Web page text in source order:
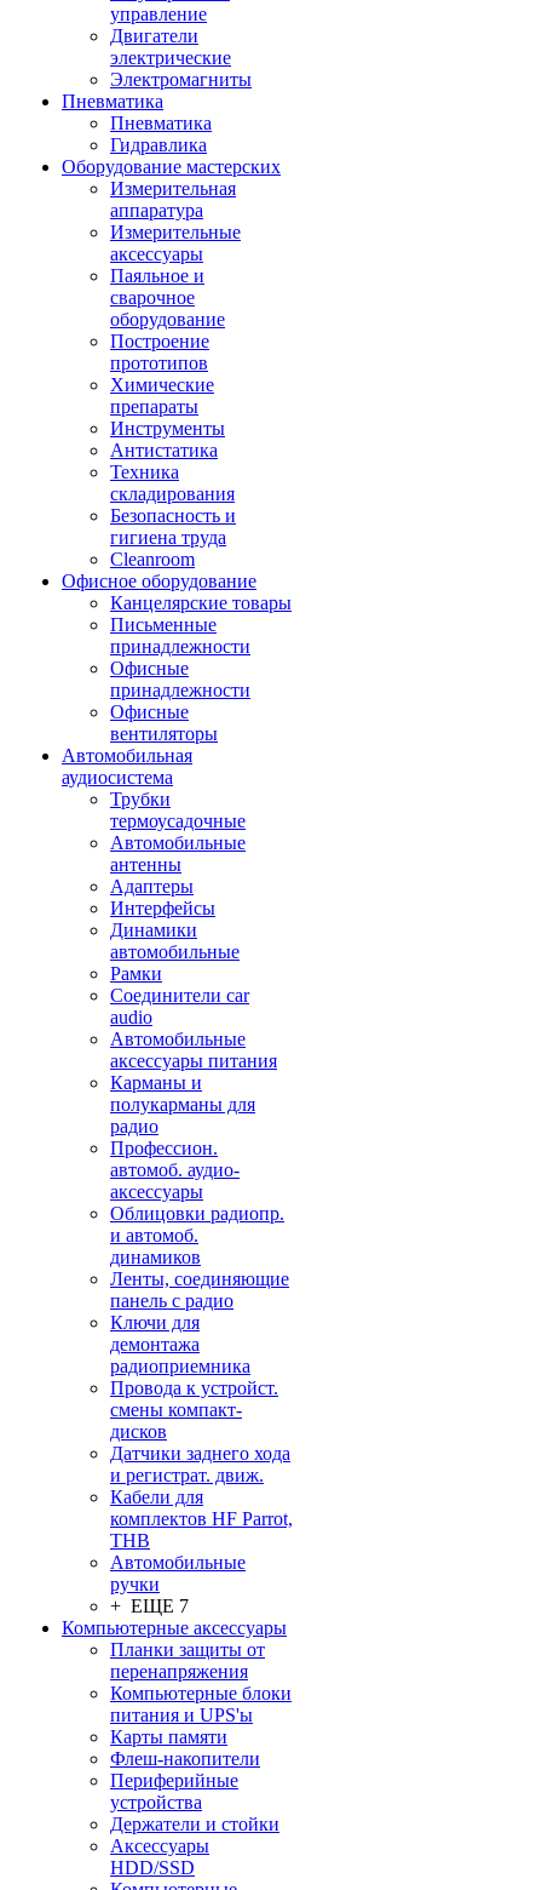
управление
Двигатели
электрические
Электромагниты
Пневматика
Пневматика
Гидравлика
Оборудование мастерских
Измерительная
аппаратура
Измерительные
аксессуары
Паяльное и
сварочное
оборудование
Построение
прототипов
Химические
препараты
Инструменты
Aнтистатика
Техника
складирования
Безопасность и
гигиена труда
Cleanroom
Офисное оборудование
Канцелярские товары
Письменные
принадлежности
Офисные
принадлежности
Офисные
вентиляторы
Автомобильная
аудиосистема
Трубки
термоусадочные
Автомобильные
антенны
Адаптеры
Интерфейсы
Динамики
автомобильные
Рамки
Соединители car
audio
Автомобильные
аксессуары питания
Карманы и
полукарманы для
радио
Профессион.
автомоб. аудио-
аксессуары
Облицовки радиопр.
и автомоб.
динамиков
Ленты, соединяющие
панель с радио
Ключи для
демонтажа
радиоприемника
Провода к устройст.
смены компакт-
дисков
Датчики заднего хода
и регистрат. движ.
Кабели для
комплектов HF Parrot,
THB
Автомобильные
ручки
+ ЕЩЕ 7
Компьютерные аксессуары
Планки защиты от
перенапряжения
Компьютерные блоки
питания и UPS'ы
Карты памяти
Флеш-накопители
Периферийные
устройства
Держатели и стойки
Аксессуары
HDD/SSD